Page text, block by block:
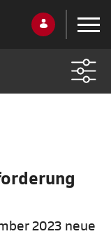
2023 neue